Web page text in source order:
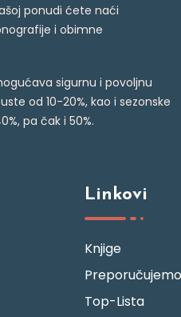
ponudi ćete naći
i obimne
sigurnu i povoljnu
od 10-20%, kao i sezonske
pa čak i 50%.
Linkovi
Knjige
Preporučujemo
Top-Lista